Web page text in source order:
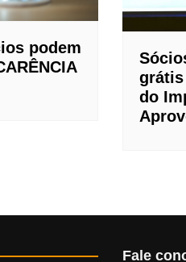
podem
grátis
do
Fale